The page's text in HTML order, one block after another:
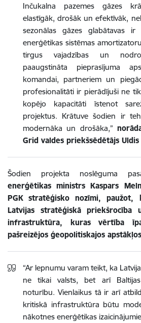
Inčukalna pazemes gāzes
elastīgāk, drošāk un efektīvāk,
sezonālas gāzes glabātavas
enerģētikas sistēmas
tirgus vajadzības un
paaugstināta pieprasījuma
komandai, partneriem un
profesionalitāti ir pierādījuši ne
kopējo kapacitāti īstenot
projektus. Krātuve šodien ir
modernāka un drošāka,”
Grid valdes priekšsēdētājs Uldis
Šodien projekta noslēguma
enerģētikas ministrs Kaspars
PGK stratēģisko nozīmi, paužot,
Latvijas stratēģiskā priekšrocība
infrastruktūra, kuras vērtība
pašreizējos ģeopolitiskajos
“Ar lepnumu varam teikt, ka
ne tikai valsts, bet arī
noturību. Vienlaikus tā ir arī
kritiskā infrastruktūra būtu
nākotnes enerģētikas